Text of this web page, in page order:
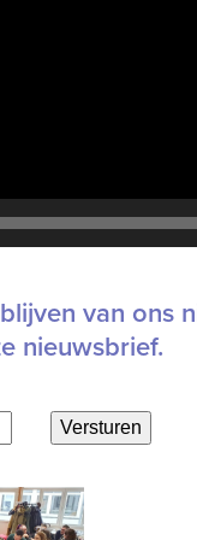
van ons
nieuwsbrief.
Versturen